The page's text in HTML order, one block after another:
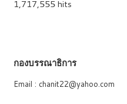
1,717,555 hits
กองบรรณาธิการ
Email : chanit22@yahoo.com